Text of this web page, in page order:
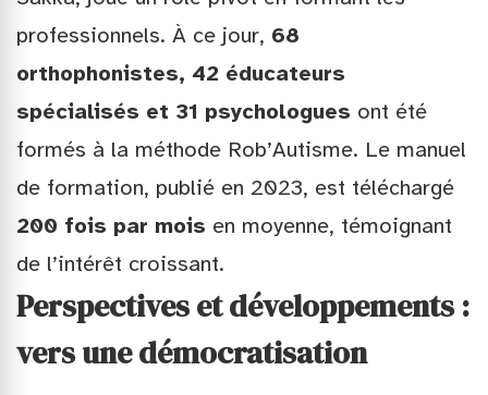
professionnels. À ce jour, 68
orthophonistes, 42 éducateurs
spécialisés et 31 psychologues ont été
formés à la méthode Rob’Autisme. Le manuel
de formation, publié en 2023, est téléchargé
200 fois par mois en moyenne, témoignant
de l’intérêt croissant.
Perspectives et développements :
vers une démocratisation